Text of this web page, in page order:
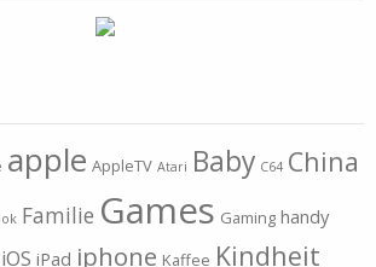
apple AppleTV Atari Baby C64 China
Familie Games Gaming handy
iOS iPad iphone Kaffee Kindheit